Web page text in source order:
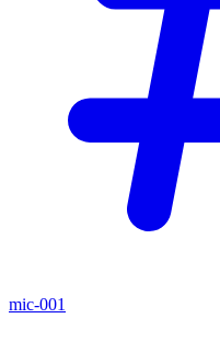
mic-001